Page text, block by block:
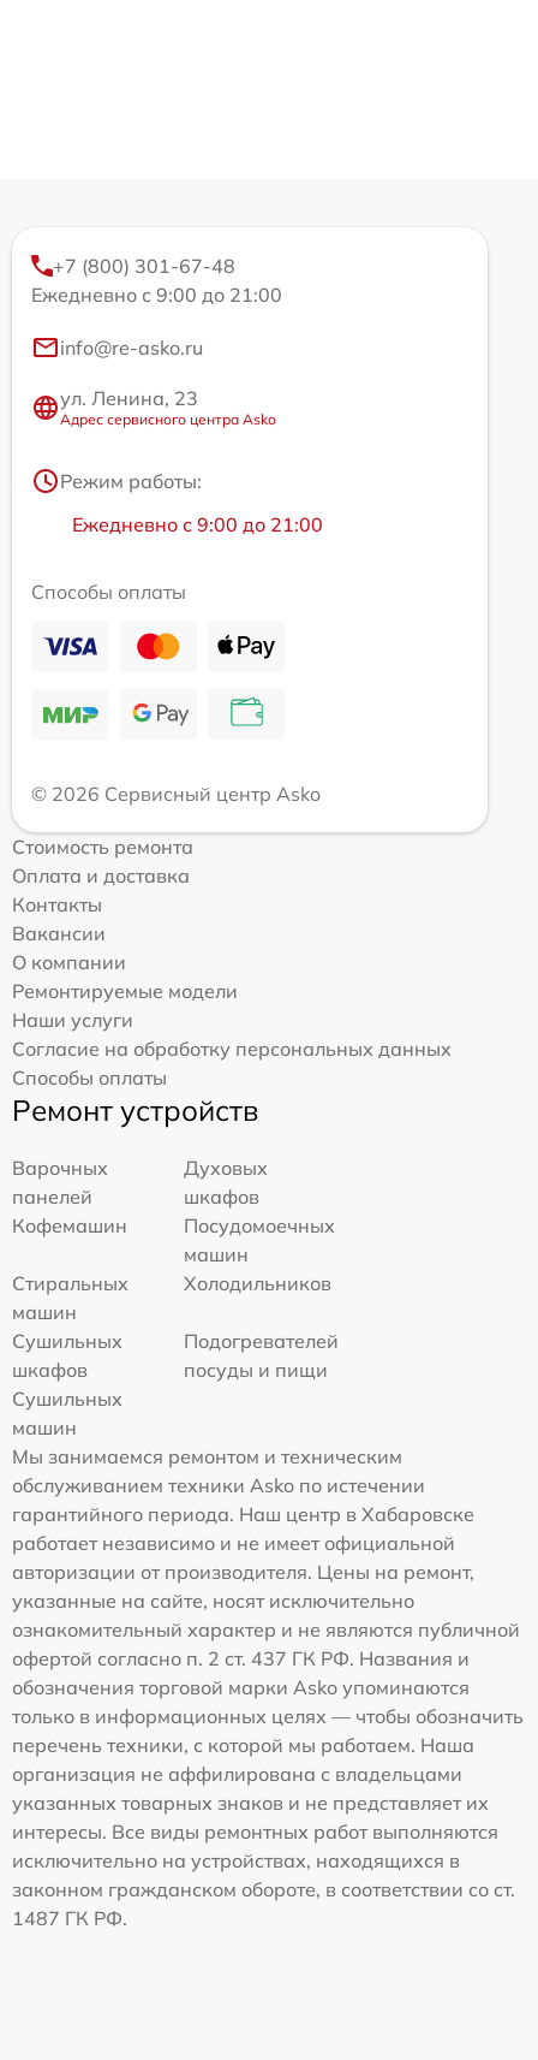
+7 (800) 301-67-48
Ежедневно с 9:00 до 21:00
info@re-asko.ru
ул. Ленина, 23
Адрес сервисного центра Asko
Режим работы:
Ежедневно с 9:00 до 21:00
Способы оплаты
© 2026 Сервисный центр Asko
Стоимость ремонта
Оплата и доставка
Контакты
Вакансии
О компании
Ремонтируемые модели
Наши услуги
Согласие на обработку персональных данных
Способы оплаты
Ремонт устройств
Варочных
панелей
Духовых
шкафов
Кофемашин
Посудомоечных
машин
Стиральных
машин
Холодильников
Сушильных
шкафов
Подогревателей
посуды и пищи
Сушильных
машин
Мы занимаемся ремонтом и техническим
обслуживанием техники Asko по истечении
гарантийного периода. Наш центр в Хабаровске
работает независимо и не имеет официальной
авторизации от производителя. Цены на ремонт,
указанные на сайте, носят исключительно
ознакомительный характер и не являются публичной
офертой согласно п. 2 ст. 437 ГК РФ. Названия и
обозначения торговой марки Asko упоминаются
только в информационных целях — чтобы обозначить
перечень техники, с которой мы работаем. Наша
организация не аффилирована с владельцами
указанных товарных знаков и не представляет их
интересы. Все виды ремонтных работ выполняются
исключительно на устройствах, находящихся в
законном гражданском обороте, в соответствии со ст.
1487 ГК РФ.